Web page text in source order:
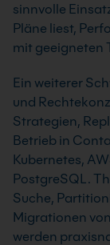
sinnvolle
Pläne liest,
mit geeigneten
Ein weiterer
und
Strategien,
Betrieb in
Kubernetes,
PostgreSQL.
Suche,
Migrationen
werden